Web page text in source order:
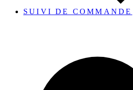
SUIVI DE COMMANDE